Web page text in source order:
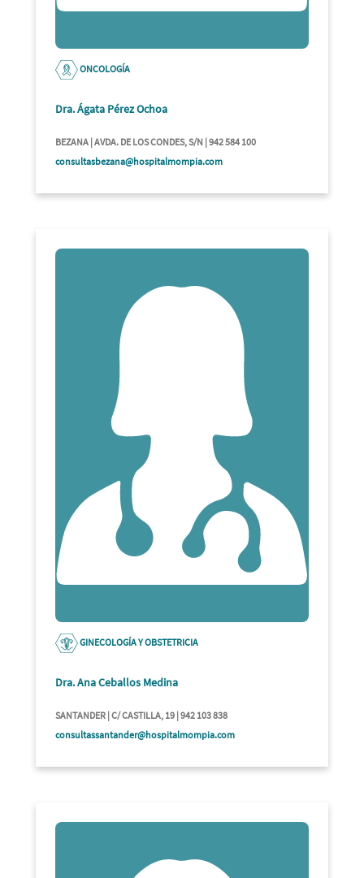
ONCOLOGÍA
Dra. Ágata Pérez Ochoa
BEZANA | AVDA. DE LOS CONDES, S/N | 942 584 100
consultasbezana@hospitalmompia.com
GINECOLOGÍA Y OBSTETRICIA
Dra. Ana Ceballos Medina
SANTANDER | C/ CASTILLA, 19 | 942 103 838
consultassantander@hospitalmompia.com